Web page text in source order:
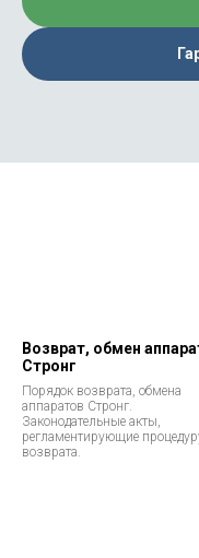
Возврат, обмен
Стронг
Порядок возврата, обмена
аппаратов Стронг.
Законодательные акты,
регламентирующие
возврата.